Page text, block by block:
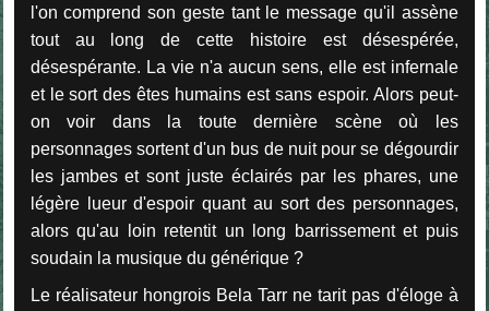
l'on comprend son geste tant le message qu'il assène
tout au long de cette histoire est désespérée,
désespérante. La vie n'a aucun sens, elle est infernale
et le sort des êtes humains est sans espoir. Alors peut-
on voir dans la toute dernière scène où les
personnages sortent d'un bus de nuit pour se dégourdir
les jambes et sont juste éclairés par les phares, une
légère lueur d'espoir quant au sort des personnages,
alors qu'au loin retentit un long barrissement et puis
soudain la musique du générique ?
Le réalisateur hongrois Bela Tarr ne tarit pas d'éloge à